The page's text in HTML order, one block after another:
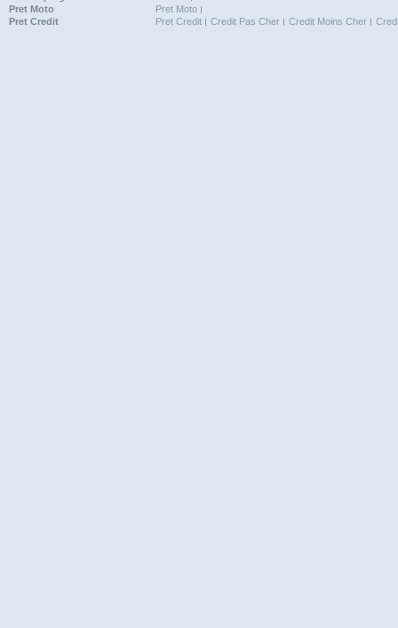
Pret Moto
Pret Moto
Pret Credit
Pret Credit Credit Pas Cher Credit Moins Cher